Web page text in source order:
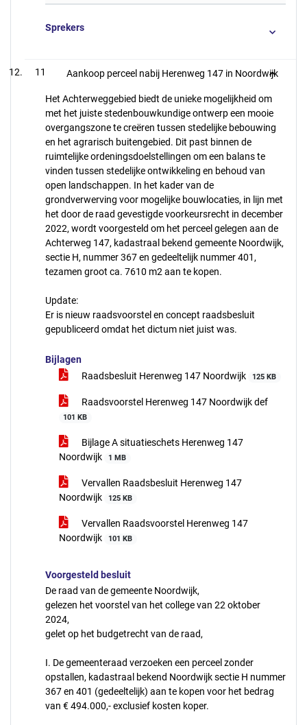
Sprekers
11 Aankoop perceel nabij Herenweg 147 in Noordwijk
Het Achterweggebied biedt de unieke mogelijkheid om
met het juiste stedenbouwkundige ontwerp een mooie
overgangszone te creëren tussen stedelijke bebouwing
en het agrarisch buitengebied. Dit past binnen de
ruimtelijke ordeningsdoelstellingen om een balans te
vinden tussen stedelijke ontwikkeling en behoud van
open landschappen. In het kader van de
grondverwerving voor mogelijke bouwlocaties, in lijn met
het door de raad gevestigde voorkeursrecht in december
2022, wordt voorgesteld om het perceel gelegen aan de
Achterweg 147, kadastraal bekend gemeente Noordwijk,
sectie H, nummer 367 en gedeeltelijk nummer 401,
tezamen groot ca. 7610 m2 aan te kopen.
Update:
Er is nieuw raadsvoorstel en concept raadsbesluit
gepubliceerd omdat het dictum niet juist was.
Bijlagen
Raadsbesluit Herenweg 147 Noordwijk
125 KB
Raadsvoorstel Herenweg 147 Noordwijk def
101 KB
Bijlage A situatieschets Herenweg 147
Noordwijk
1 MB
Vervallen Raadsbesluit Herenweg 147
Noordwijk
125 KB
Vervallen Raadsvoorstel Herenweg 147
Noordwijk
101 KB
Voorgesteld besluit
De raad van de gemeente Noordwijk,
gelezen het voorstel van het college van 22 oktober
2024,
gelet op het budgetrecht van de raad,
I. De gemeenteraad verzoeken een perceel zonder
opstallen, kadastraal bekend Noordwijk sectie H nummer
367 en 401 (gedeeltelijk) aan te kopen voor het bedrag
van € 494.000,- exclusief kosten koper.